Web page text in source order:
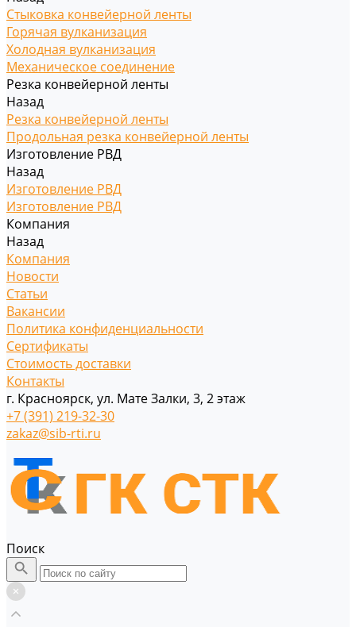
Стыковка конвейерной ленты
Горячая вулканизация
Холодная вулканизация
Механическое соединение
Резка конвейерной ленты
Назад
Резка конвейерной ленты
Продольная резка конвейерной ленты
Изготовление РВД
Назад
Изготовление РВД
Изготовление РВД
Компания
Назад
Компания
Новости
Статьи
Вакансии
Политика конфиденциальности
Сертификаты
Стоимость доставки
Контакты
г. Красноярск, ул. Мате Залки, 3, 2 этаж
+7 (391) 219-32-30
zakaz@sib-rti.ru
Поиск